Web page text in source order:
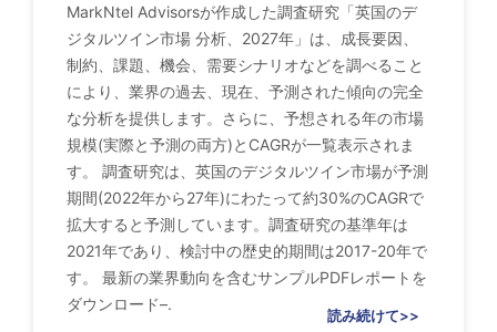
MarkNtel Advisorsが作成した調査研究「英国のデ
ジタルツイン市場 分析、2027年」は、成長要因、
制約、課題、機会、需要シナリオなどを調べること
により、業界の過去、現在、予測された傾向の完全
な分析を提供します。さらに、予想される年の市場
規模(実際と予測の両方)とCAGRが一覧表示されま
す。 調査研究は、英国のデジタルツイン市場が予測
期間(2022年から27年)にわたって約30%のCAGRで
拡大すると予測しています。調査研究の基準年は
2021年であり、検討中の歴史的期間は2017-20年で
す。 最新の業界動向を含むサンプルPDFレポートを
ダウンロード–.
読み続けて>>